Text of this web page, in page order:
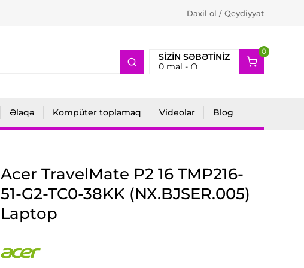
Daxil ol / Qeydiyyat
SIZIN SƏBƏTINIZ
0mal - ₼
0
2
Əlaqə Kompüter toplamaq Videolar Blog
Acer TravelMate P2 16 TMP216-
51-G2-TC0-38KK (NX.BJSER.005)
Laptop